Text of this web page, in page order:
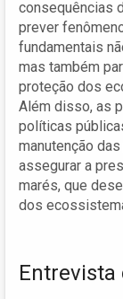
consequências
prever
fundamentais
mas também
proteção dos
Além disso, as
políticas
manutenção
assegurar a
marés, que
dos
Entrevista